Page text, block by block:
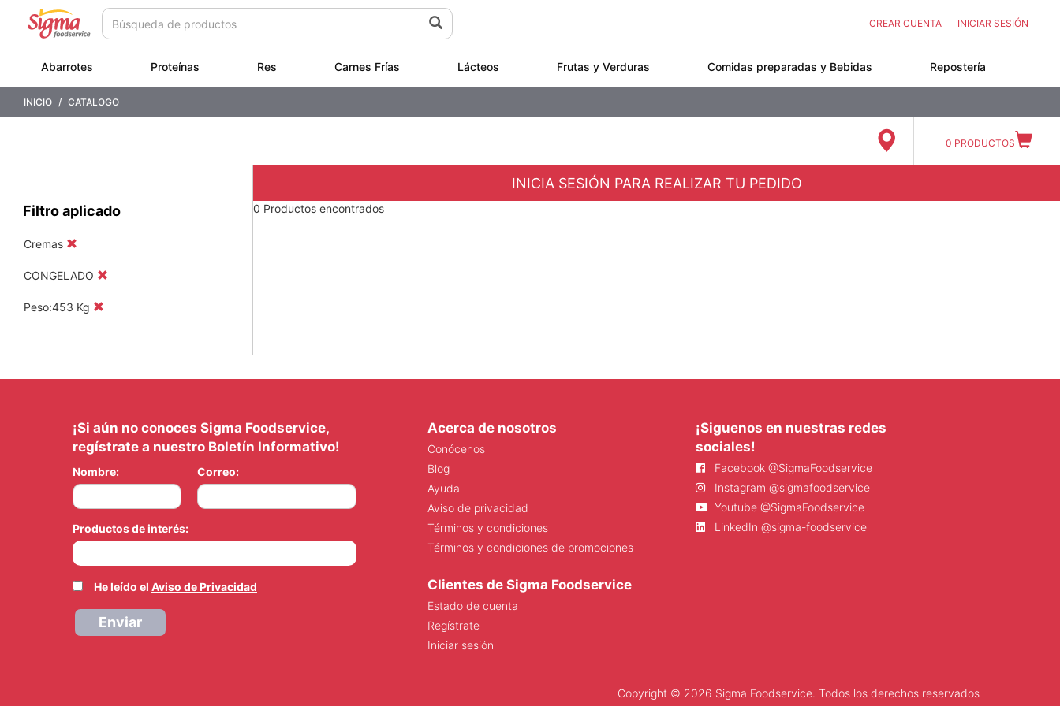
contenido
navegación
CREAR CUENTA INICIAR SESIÓN
Abarrotes Proteínas Res Carnes Frías Lácteos Frutas y Verduras Comidas preparadas y Bebidas Repostería
INICIO CATALOGO
0 PRODUCTOS
Filtro aplicado
Cremas
CONGELADO
Peso:453 Kg
INICIA SESIÓN PARA REALIZAR TU PEDIDO
0 Productos encontrados
¡Si aún no conoces Sigma Foodservice,
regístrate a nuestro Boletín Informativo!
Nombre: Correo:
Productos de interés:
He leído el Aviso de Privacidad
Enviar
Acerca de nosotros
Conócenos
Blog
Ayuda
Aviso de privacidad
Términos y condiciones
Términos y condiciones de promociones
¡Siguenos en nuestras redes
sociales!
Facebook @SigmaFoodservice
Instagram @sigmafoodservice
Youtube @SigmaFoodservice
LinkedIn @sigma-foodservice
Clientes de Sigma Foodservice
Estado de cuenta
Regístrate
Iniciar sesión
Copyright © 2026 Sigma Foodservice. Todos los derechos reservados